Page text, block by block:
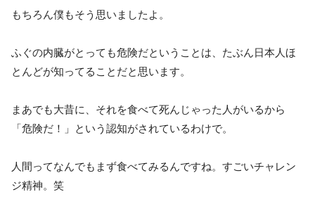
もちろん僕もそう思いましたよ。
ふぐの内臓がとっても危険だということは、たぶん日本人ほ
とんどが知ってることだと思います。
まあでも大昔に、それを食べて死んじゃった人がいるから
「危険だ！」という認知がされているわけで。
人間ってなんでもまず食べてみるんですね。すごいチャレン
ジ精神。笑